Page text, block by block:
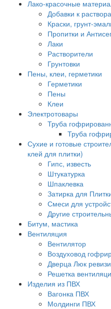
Лако-красочные
Добавки к
Краски, грунт-
Пропитки и
Лаки
Растворители
Грунтовки
Пены, клеи, герметики
Герметики
Пены
Клеи
Электротовары
Труба
Труба
Сухие и готовые
клей для плитки)
Гипс, известь
Штукатурка
Шпаклевка
Затирка для
Смеси для
Другие
Битум, мастика
Вентиляция
Вентилятор
Воздуховод
Дверца Люк
Решетка
Изделия из ПВХ
Вагонка ПВХ
Молдинги ПВХ